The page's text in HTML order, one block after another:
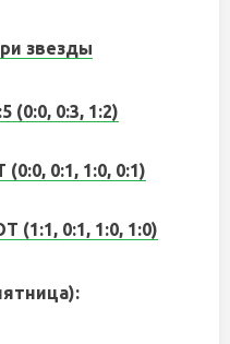
звезды
(0:0, 0:3, 1:2)
0:1, 1:0, 0:1)
(1:1, 0:1, 1:0, 1:0)